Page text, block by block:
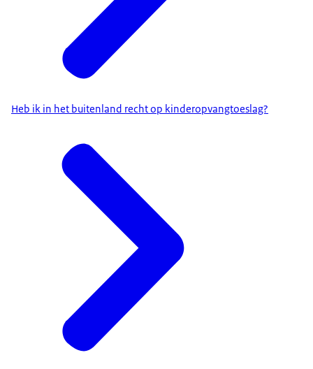
Heb ik in het buitenland recht op kinderopvangtoeslag?